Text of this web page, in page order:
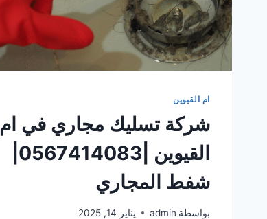
ام القيوين
شركة تسليك مجاري في ام
شفط المجاري
بواسطة admin يناير 14, 2025